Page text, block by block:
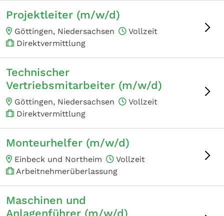
Projektleiter (m/w/d)
Göttingen, Niedersachsen
Vollzeit
Direktvermittlung
Technischer
Vertriebsmitarbeiter (m/w/d)
Göttingen, Niedersachsen
Vollzeit
Direktvermittlung
Monteurhelfer (m/w/d)
Einbeck und Northeim
Vollzeit
Arbeitnehmerüberlassung
Maschinen und
Anlagenführer (m/w/d)